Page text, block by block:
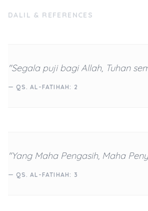
DALIL & REFERENCES
"Segala puji bagi Allah, Tuhan
— QS. AL-FATIHAH: 2
"Yang Maha Pengasih, Maha
— QS. AL-FATIHAH: 3